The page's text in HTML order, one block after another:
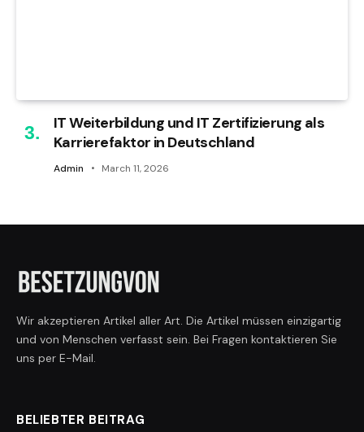
IT Weiterbildung und IT Zertifizierung als
Karrierefaktor in Deutschland
Admin March 11, 2026
Wir akzeptieren Artikel aller Art. Die Artikel müssen einzigartig
und von Menschen verfasst sein. Bei Fragen kontaktieren Sie
uns per E-Mail.
BELIEBTER BEITRAG